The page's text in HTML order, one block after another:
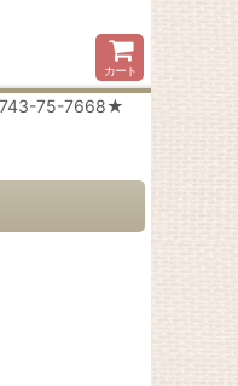
カート
75-7668★